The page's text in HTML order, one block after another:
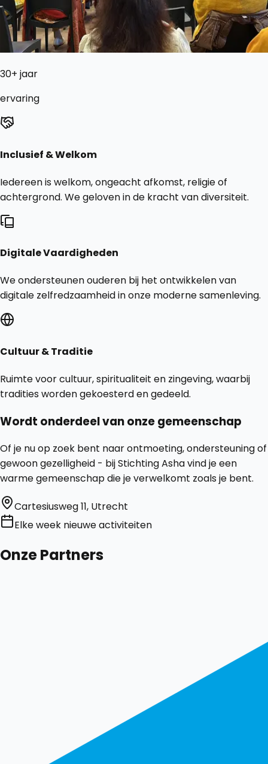
30+ jaar
ervaring
Inclusief & Welkom
Iedereen is welkom, ongeacht afkomst, religie of
achtergrond. We geloven in de kracht van diversiteit.
Digitale Vaardigheden
We ondersteunen ouderen bij het ontwikkelen van
digitale zelfredzaamheid in onze moderne samenleving.
Cultuur & Traditie
Ruimte voor cultuur, spiritualiteit en zingeving, waarbij
tradities worden gekoesterd en gedeeld.
Wordt onderdeel van onze gemeenschap
Of je nu op zoek bent naar ontmoeting, ondersteuning of
gewoon gezelligheid - bij Stichting Asha vind je een
warme gemeenschap die je verwelkomt zoals je bent.
Cartesiusweg 11, Utrecht
Elke week nieuwe activiteiten
Onze Partners